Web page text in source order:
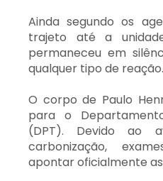
Ainda segundo os
trajeto até a
permaneceu em
qualquer tipo de reação.
O corpo de Paulo
para o
(DPT). Devido ao
carbonização,
apontar oficialmente